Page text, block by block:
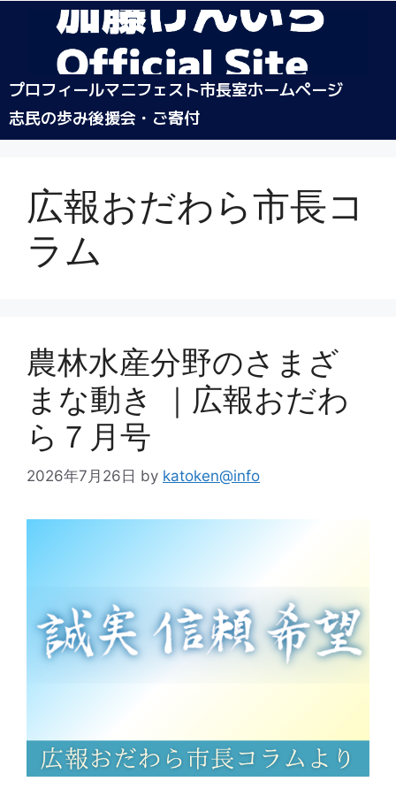
プロフィールマニフェスト市長室ホームページ
志民の歩み後援会・ご寄付
広報おだわら市長コ
ラム
農林水産分野のさまざ
まな動き ｜広報おだわ
ら７月号
2026年7月26日 by katoken@info